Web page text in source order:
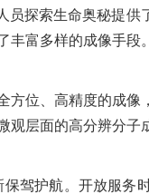
探索生命奥秘提
富多样的成像手段
位、高精度的成像
层面的高分辨分
驾护航。开放服务